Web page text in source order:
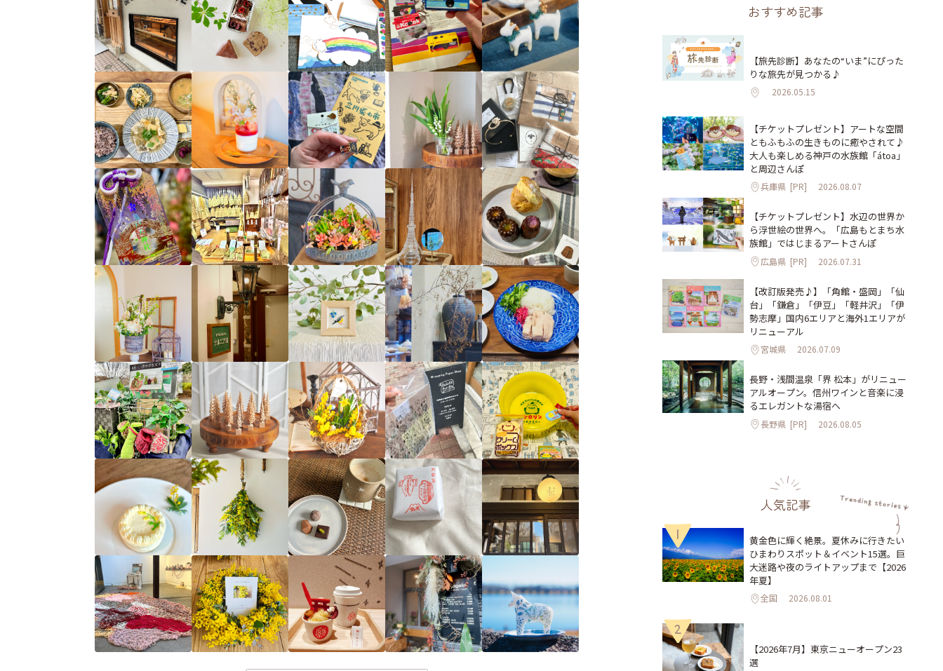
おすすめ記事
【旅先診断】あなたの“いま”にぴった
りな旅先が見つかる♪
2026.05.15
【チケットプレゼント】アートな空間
ともふもふの生きものに癒やされて♪
大人も楽しめる神戸の水族館「átoa」
と周辺さんぽ
兵庫県 [PR] 2026.08.07
【チケットプレゼント】水辺の世界か
ら浮世絵の世界へ。「広島もとまち水
族館」ではじまるアートさんぽ
広島県 [PR] 2026.07.31
【改訂版発売♪】「角館・盛岡」「仙
台」「鎌倉」「伊豆」「軽井沢」「伊
勢志摩」国内6エリアと海外1エリアが
リニューアル
宮城県 2026.07.09
長野・浅間温泉「界 松本」がリニュー
アルオープン。信州ワインと音楽に浸
るエレガントな湯宿へ
長野県 [PR] 2026.08.05
人気記事
1
黄金色に輝く絶景。夏休みに行きたい
ひまわりスポット＆イベント15選。巨
大迷路や夜のライトアップまで【2026
年夏】
全国 2026.08.01
2
【2026年7月】東京ニューオープン23
選